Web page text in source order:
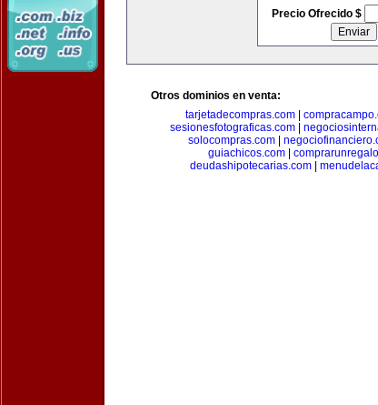
Precio Ofrecido $
Otros dominios en venta:
tarjetadecompras.com
sesionesfotograficas.com
solocompras.com|
guiachicos.com
deudashipotecarias.com|